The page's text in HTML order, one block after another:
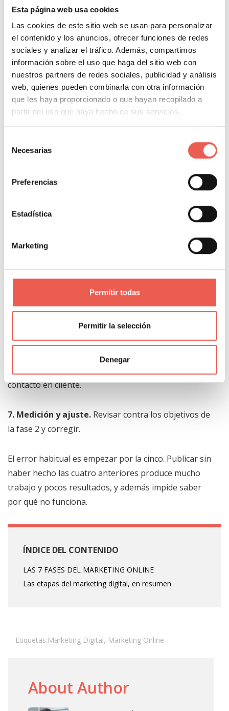
Esta página web usa cookies
Las cookies de este sitio web se usan para personalizar
el contenido y los anuncios, ofrecer funciones de redes
sociales y analizar el tráfico. Además, compartimos
información sobre el uso que haga del sitio web con
nuestros partners de redes sociales, publicidad y análisis
web, quienes pueden combinarla con otra información
que les haya proporcionado o que hayan recopilado a
partir del uso que haya hecho de sus servicios.
Necesarias
Preferencias
Estadística
Marketing
Permitir todas
Permitir la selección
Denegar
Las etapas del marketing
digital, en resumen
Si has llegado buscando lasetapas del marketing
digitalo lospasos del marketing online, las siete
fases de arriba son eso mismo. Este es el resumen
para tenerlo a mano:
competencia y tu mercado.
2. Objetivos.
Qué quieres conseguir, en cifras y con
4. Estrategia y canales.Dónde vas a estar y con qué
mensaje. Aquí se decide quénose hace, que suele ser
5. Contenidos y campañas.La ejecución: lo que
publicas y lo que pagas.
6. Conversión.
contacto en cliente.
7. Medición y ajuste. Revisar contra los objetivos de
la fase 2 y corregir.
El error habitual es empezar por la cinco. Publicar sin
haber hecho las cuatro anteriores produce mucho
trabajo y pocos resultados, y además impide saber
por qué no funciona.
ÍNDICE DEL CONTENIDO
LAS 7 FASES DEL MARKETING ONLINE
Las etapas del marketing digital, en resumen
Etiquetas:Marketing Digital, Marketing Online
About Author